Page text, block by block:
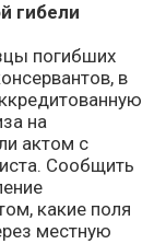
гибели
погибших
в
на
актом с
Сообщить
какие поля
местную